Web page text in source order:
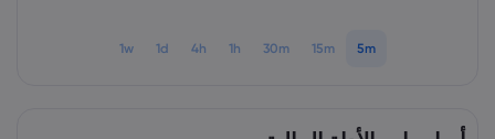
5m
15m
30m
1h
4h
1d
1w